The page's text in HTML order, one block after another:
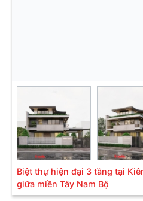
Biệt thự hiện đại 3 tầng tại
giữa miền Tây Nam Bộ